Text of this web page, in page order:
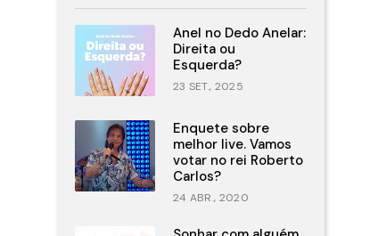
Anel no Dedo Anelar:
Direita ou
Esquerda?
23 SET., 2025
Enquete sobre
melhor live. Vamos
votar no rei Roberto
Carlos?
24 ABR., 2020